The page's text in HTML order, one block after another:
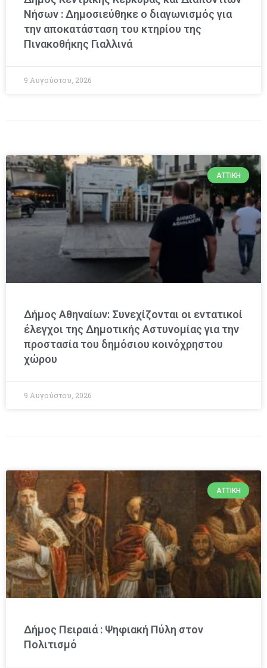
Νήσων : Δημοσιεύθηκε ο διαγωνισμός για
την αποκατάσταση του κτηρίου της
Πινακοθήκης Γιαλλινά
9 Αυγούστου, 2026
ΑΤΤΙΚΉ
Δήμος Αθηναίων: Συνεχίζονται οι εντατικοί
έλεγχοι της Δημοτικής Αστυνομίας για την
προστασία του δημόσιου κοινόχρηστου
χώρου
9 Αυγούστου, 2026
ΑΤΤΙΚΉ
Δήμος Πειραιά : Ψηφιακή Πύλη στον
Πολιτισμό